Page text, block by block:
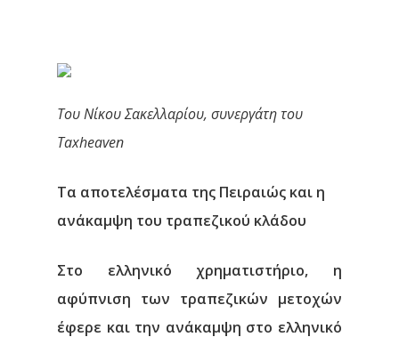
Του Νίκου Σακελλαρίου, συνεργάτη του
Taxheaven
Τα αποτελέσματα της Πειραιώς και η
ανάκαμψη του τραπεζικού κλάδου
Στο ελληνικό χρηματιστήριο, η
αφύπνιση των τραπεζικών μετοχών
έφερε και την ανάκαμψη στο ελληνικό